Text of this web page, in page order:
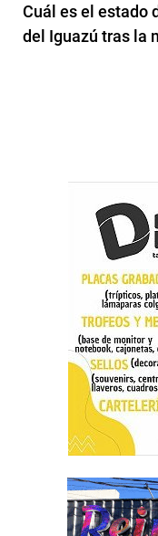
Cuál es el estado
del Iguazú tras la